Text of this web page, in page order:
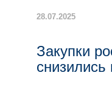
28.07.2025
Закупки
снизились